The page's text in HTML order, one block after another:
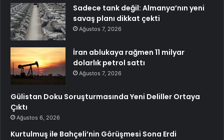
Sadece tank değil: Almanya’nın yeni
savaş planı dikkat çekti
Ağustos 7, 2026
İran ablukaya rağmen 11 milyar
dolarlık petrol sattı
Ağustos 7, 2026
Gülistan Doku Soruşturmasında Yeni Deliller Ortaya
Çıktı
Ağustos 6, 2026
Kurtulmuş ile Bahçeli’nin Görüşmesi Sona Erdi